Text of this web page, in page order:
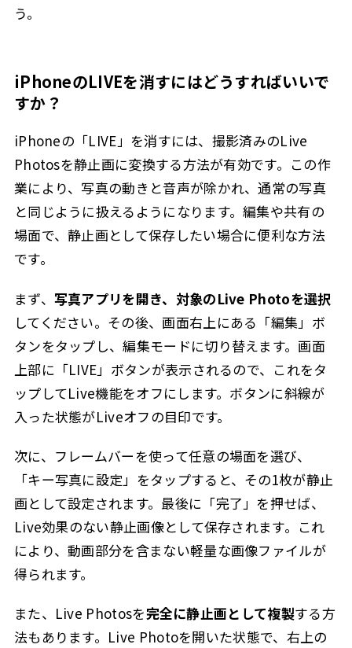
う。
iPhoneのLIVEを消すにはどうすればいいで
すか？
iPhoneの「LIVE」を消すには、撮影済みのLive
Photosを静止画に変換する方法が有効です。この作
業により、写真の動きと音声が除かれ、通常の写真
と同じように扱えるようになります。編集や共有の
場面で、静止画として保存したい場合に便利な方法
です。
まず、 写真アプリを開き、対象のLive Photoを選択
してください。その後、画面右上にある「編集」ボ
タンをタップし、編集モードに切り替えます。画面
上部に「LIVE」ボタンが表示されるので、これをタ
ップしてLive機能をオフにします。ボタンに斜線が
入った状態がLiveオフの目印です。
次に、フレームバーを使って任意の場面を選び、
「キー写真に設定」をタップすると、その1枚が静止
画として設定されます。最後に「完了」を押せば、
Live効果のない静止画像として保存されます。これ
により、動画部分を含まない軽量な画像ファイルが
得られます。
また、Live Photosを完全に静止画として複製する方
法もあります。Live Photoを開いた状態で、右上の